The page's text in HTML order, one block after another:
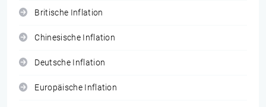
Britische Inflation
Chinesische Inflation
Deutsche Inflation
Europäische Inflation